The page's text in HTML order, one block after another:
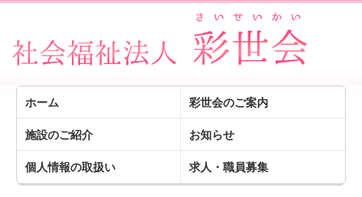
ホーム 彩世会のご案内
施設のご紹介 お知らせ
個人情報の取扱い 求人・職員募集